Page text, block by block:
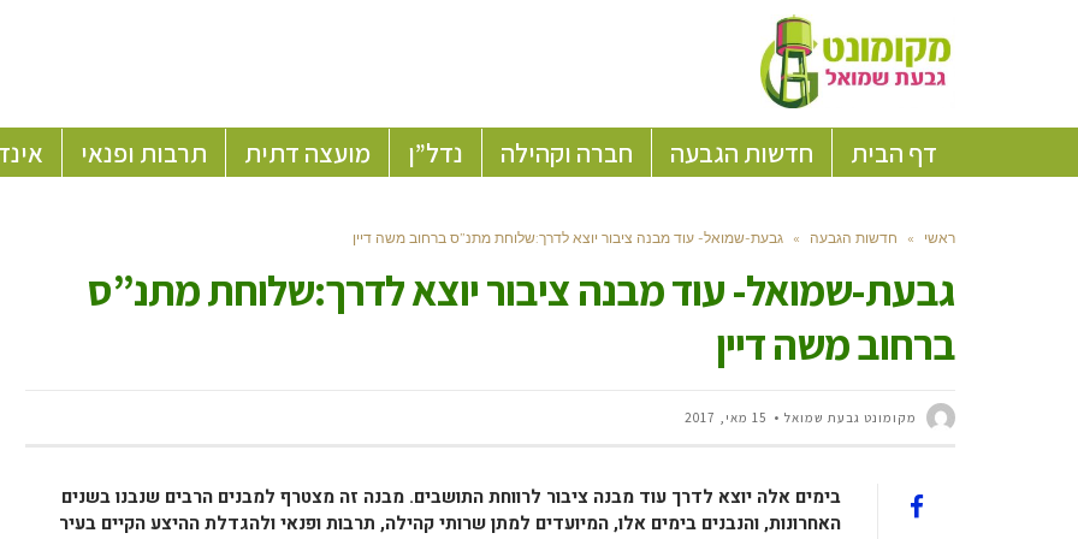
דף הבית חדשות הגבעה חברה וקהילה נדל”ן מועצה דתית תרבות ופנאי
ראשי » חדשות הגבעה » גבעת-שמואל- עוד מבנה ציבור יוצא לדרך:שלוחת מתנ”ס ברחוב משה דיין
גבעת-שמואל- עוד מבנה ציבור יוצא לדרך:שלוחת מתנ”ס
ברחוב משה דיין
מקומונט גבעת שמואל 15 מאי, 2017
בימים אלה יוצא לדרך עוד מבנה ציבור לרווחת התושבים. מבנה זה מצטרף למבנים הרבים שנבנו בשנים
האחרונות, והנבנים בימים אלו, המיועדים למתן שרותי קהילה, תרבות ופנאי ולהגדלת ההיצע הקיים בעיר